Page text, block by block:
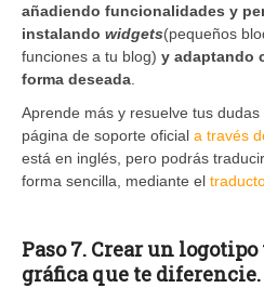
añadiendo funcionalidades y
instalando widgets(pequeños
funciones a tu blog) y adaptando
forma deseada
Aprende más y resuelve tus
página de soporte oficial a través
está en inglés, pero podrás
forma sencilla, mediante el
Paso 7. Crear un
gráfica que te diferencie.